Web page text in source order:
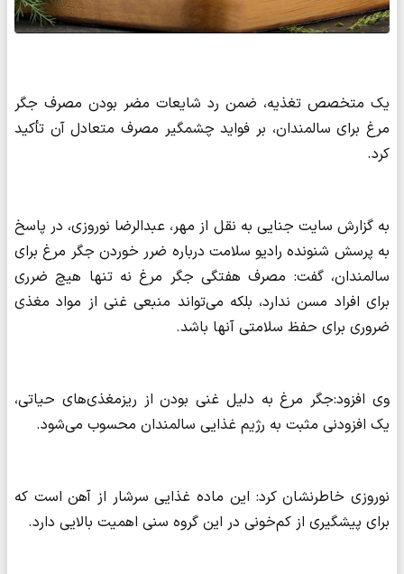
یک متخصص تغذیه، ضمن رد شایعات مضر بودن مصرف جگر
مرغ برای سالمندان، بر فواید چشمگیر مصرف متعادل آن تأکید
کرد.
به گزارش سایت جنایی به نقل از مهر، عبدالرضا نوروزی، در پاسخ
به پرسش شنونده رادیو سلامت درباره ضرر خوردن جگر مرغ برای
سالمندان، گفت: مصرف هفتگی جگر مرغ نه تنها هیچ ضرری
برای افراد مسن ندارد، بلکه می‌تواند منبعی غنی از مواد مغذی
ضروری برای حفظ سلامتی آنها باشد.
وی افزود:جگر مرغ به دلیل غنی بودن از ریزمغذی‌های حیاتی،
یک افزودنی مثبت به رژیم غذایی سالمندان محسوب می‌شود.
نوروزی خاطرنشان کرد: این ماده غذایی سرشار از آهن است که
برای پیشگیری از کم‌خونی در این گروه سنی اهمیت بالایی دارد.